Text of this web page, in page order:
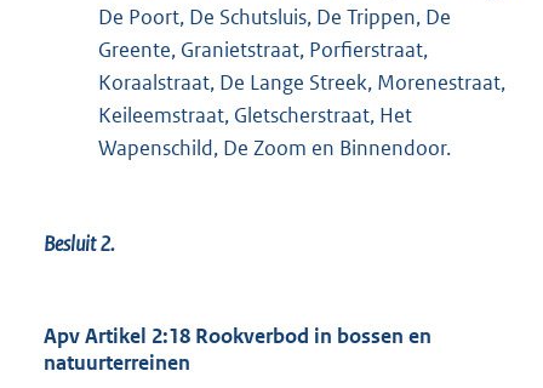
De Poort, De Schutsluis, De Trippen, De
Greente, Granietstraat, Porfierstraat,
Koraalstraat, De Lange Streek, Morenestraat,
Keileemstraat, Gletscherstraat, Het
Wapenschild, De Zoom en Binnendoor.
Besluit 2.
Apv Artikel 2:18 Rookverbod in bossen en
natuurterreinen